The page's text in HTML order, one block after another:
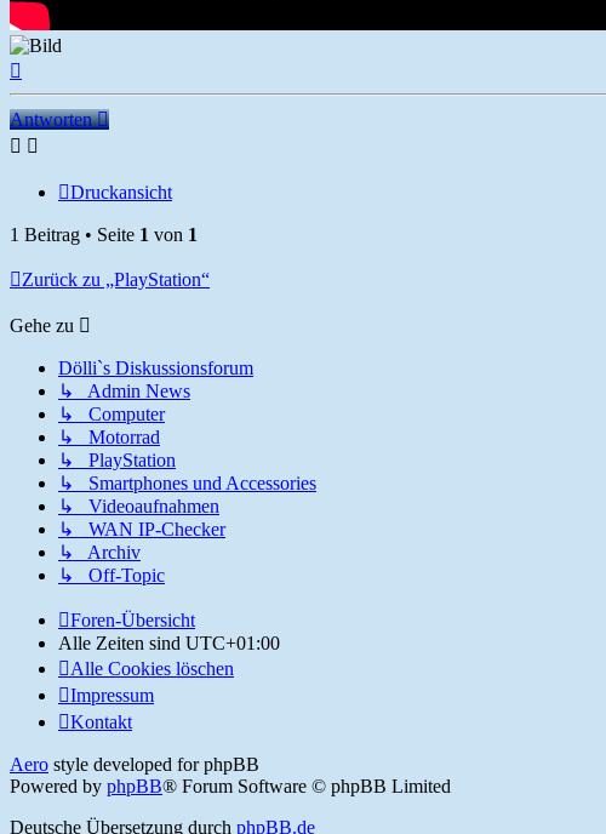
Antworten
Druckansicht
1 Beitrag • Seite 1 von 1
Zurück zu „PlayStation“
Gehe zu
Dölli`s Diskussionsforum
↳ Admin News
↳ Computer
↳ Motorrad
↳ PlayStation
↳ Smartphones und Accessories
↳ Videoaufnahmen
↳ WAN IP-Checker
↳ Archiv
↳ Off-Topic
Foren-Übersicht
Alle Zeiten sind UTC+01:00
Alle Cookies löschen
Impressum
Kontakt
Aero style developed for phpBB
Powered by phpBB® Forum Software © phpBB Limited
Deutsche Übersetzung durch phpBB.de